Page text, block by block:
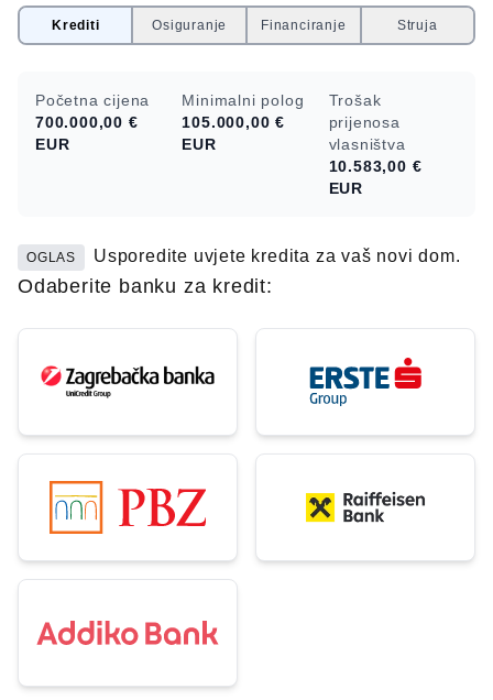
Krediti Osiguranje Financiranje Struja
Početna cijena
700.000,00 €
EUR
Minimalni polog
105.000,00 €
EUR
Trošak
prijenosa
vlasništva
10.583,00 €
EUR
OGLAS Usporedite uvjete kredita za vaš novi dom.
Odaberite banku za kredit: